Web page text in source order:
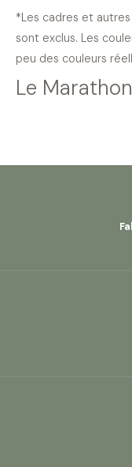
*Les cadres et
sont exclus. Les
peu des couleurs
Le